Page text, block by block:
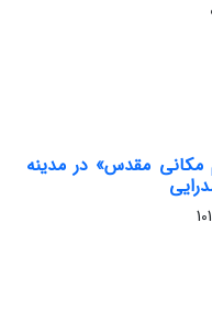
مقدس» در مدینه